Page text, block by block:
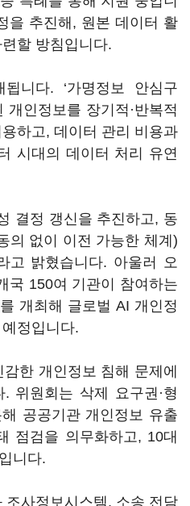
을 추진해, 원본 데이터 활
할 방침입니다.
니다. ‘가명정보 안심구
개인정보를 장기적·반복적
하고, 데이터 관리 비용과
시대의 데이터 처리 유연
결정 갱신을 추진하고, 동
의 없이 이전 가능한 체계)
고 밝혔습니다. 아울러 오
국 150여 기관이 참여하는
개최해 글로벌 AI 개인정
정입니다.
한 개인정보 침해 문제에
위원회는 삭제 요구권·형
공공기관 개인정보 유출
점검을 의무화하고, 10대
니다.
조사정보시스템, 소송 전담